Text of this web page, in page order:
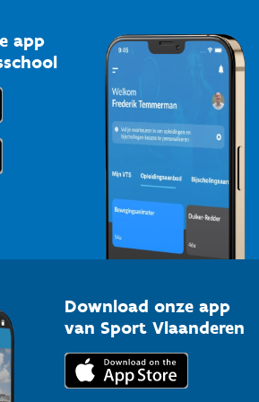
app
Download onze app
van Sport Vlaanderen